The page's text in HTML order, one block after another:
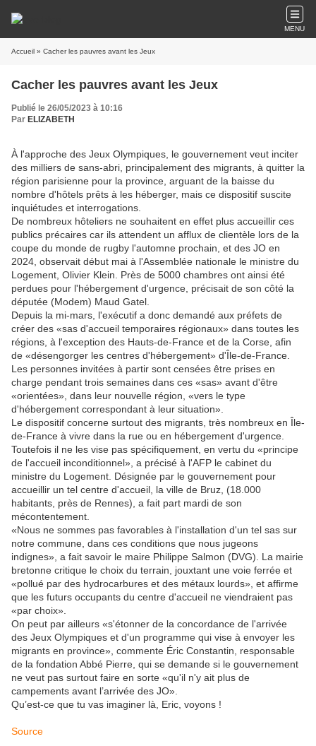
MENU
Accueil » Cacher les pauvres avant les Jeux
Cacher les pauvres avant les Jeux
Publié le 26/05/2023 à 10:16
Par ELIZABETH
À l'approche des Jeux Olympiques, le gouvernement veut inciter
des milliers de sans-abri, principalement des migrants, à quitter la
région parisienne pour la province, arguant de la baisse du
nombre d'hôtels prêts à les héberger, mais ce dispositif suscite
inquiétudes et interrogations.
De nombreux hôteliers ne souhaitent en effet plus accueillir ces
publics précaires car ils attendent un afflux de clientèle lors de la
coupe du monde de rugby l'automne prochain, et des JO en
2024, observait début mai à l'Assemblée nationale le ministre du
Logement, Olivier Klein. Près de 5000 chambres ont ainsi été
perdues pour l'hébergement d'urgence, précisait de son côté la
députée (Modem) Maud Gatel.
Depuis la mi-mars, l'exécutif a donc demandé aux préfets de
créer des «sas d'accueil temporaires régionaux» dans toutes les
régions, à l'exception des Hauts-de-France et de la Corse, afin
de «désengorger les centres d'hébergement» d'Île-de-France.
Les personnes invitées à partir sont censées être prises en
charge pendant trois semaines dans ces «sas» avant d'être
«orientées», dans leur nouvelle région, «vers le type
d'hébergement correspondant à leur situation».
Le dispositif concerne surtout des migrants, très nombreux en Île-
de-France à vivre dans la rue ou en hébergement d'urgence.
Toutefois il ne les vise pas spécifiquement, en vertu du «principe
de l'accueil inconditionnel», a précisé à l'AFP le cabinet du
ministre du Logement. Désignée par le gouvernement pour
accueillir un tel centre d'accueil, la ville de Bruz, (18.000
habitants, près de Rennes), a fait part mardi de son
mécontentement.
«Nous ne sommes pas favorables à l'installation d'un tel sas sur
notre commune, dans ces conditions que nous jugeons
indignes», a fait savoir le maire Philippe Salmon (DVG). La mairie
bretonne critique le choix du terrain, jouxtant une voie ferrée et
«pollué par des hydrocarbures et des métaux lourds», et affirme
que les futurs occupants du centre d'accueil ne viendraient pas
«par choix».
On peut par ailleurs «s'étonner de la concordance de l'arrivée
des Jeux Olympiques et d'un programme qui vise à envoyer les
migrants en province», commente Éric Constantin, responsable
de la fondation Abbé Pierre, qui se demande si le gouvernement
ne veut pas surtout faire en sorte «qu'il n'y ait plus de
campements avant l’arrivée des JO».
Qu’est-ce que tu vas imaginer là, Eric, voyons !
Source